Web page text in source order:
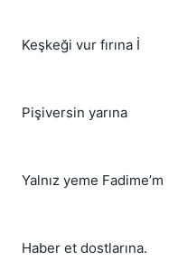
Keşkeği vur fırına İ
Pişiversin yarına
Yalnız yeme Fadime’m
Haber et dostlarına.